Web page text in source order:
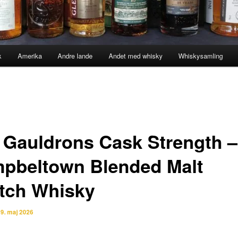
Amerika Andre lande Andet med whisky Whiskysamling
Cask Strength –
Blended Malt
Whisky
9. maj 2026